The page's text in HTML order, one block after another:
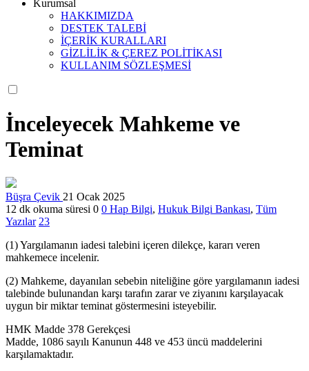
Kurumsal
HAKKIMIZDA
DESTEK TALEBİ
İÇERİK KURALLARI
GİZLİLİK & ÇEREZ POLİTİKASI
KULLANIM SÖZLEŞMESİ
İnceleyecek Mahkeme ve
Teminat
Büşra Çevik 21 Ocak 2025
12 dk okuma süresi 0 0 Hap Bilgi, Hukuk Bilgi Bankası, Tüm
Yazılar 23
(1) Yargılamanın iadesi talebini içeren dilekçe, kararı veren
mahkemece incelenir.
(2) Mahkeme, dayanılan sebebin niteliğine göre yargılamanın iadesi
talebinde bulunandan karşı tarafın zarar ve ziyanını karşılayacak
uygun bir miktar teminat göstermesini isteyebilir.
HMK Madde 378 Gerekçesi
Madde, 1086 sayılı Kanunun 448 ve 453 üncü maddelerini
karşılamaktadır.